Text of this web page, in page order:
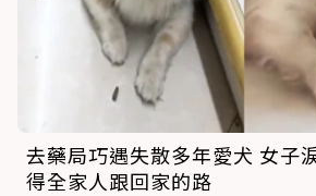
去藥局巧遇失散多年愛犬 女子
得全家人跟回家的路